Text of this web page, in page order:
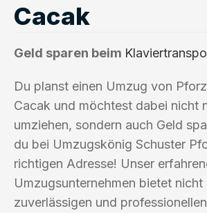
Cacak
Geld sparen beim
Du planst einen Umzug von
Cacak und möchtest dabei nicht
umziehen, sondern auch Geld
du bei Umzugskönig Schuster
richtigen Adresse! Unser
Umzugsunternehmen bietet nicht
zuverlässigen und professionellen